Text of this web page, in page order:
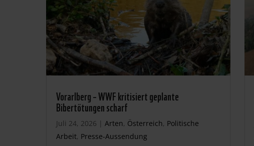
Vorarlberg – WWF kritisiert geplante
Bibertötungen scharf
Juli 24, 2026 | Arten, Österreich, Politische
Arbeit, Presse-Aussendung